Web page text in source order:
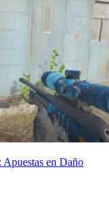
Apuestas en Daño